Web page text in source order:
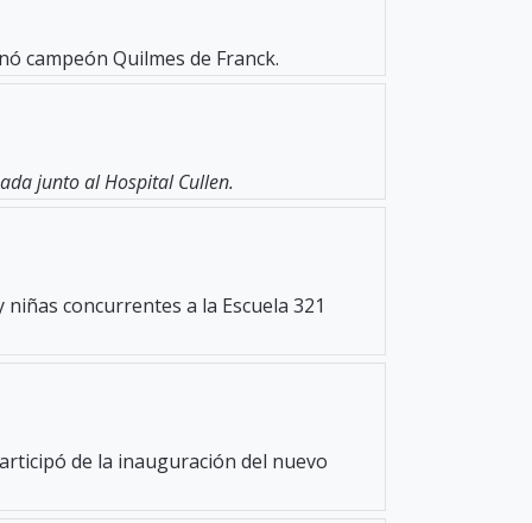
campeón Quilmes de Franck.
junto al Hospital Cullen.
concurrentes a la Escuela 321
de la inauguración del nuevo